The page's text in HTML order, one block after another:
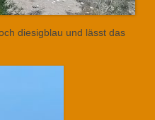
diesigblau und lässt das